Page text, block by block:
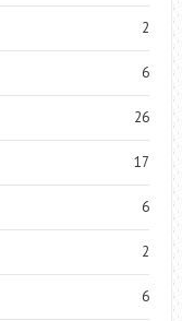
2
6
26
17
6
2
6